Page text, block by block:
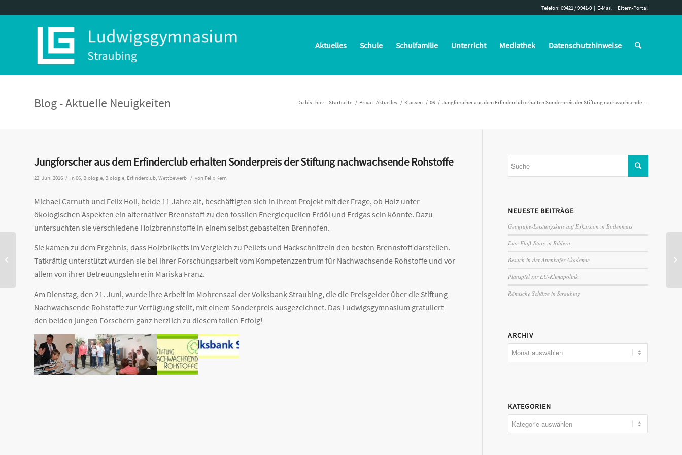
Telefon: 09421 / 9941-0 | E-Mail | Eltern-Portal
Aktuelles Schule Schulfamilie Unterricht Mediathek Datenschutzhinweise
Blog - Aktuelle Neuigkeiten Du bist hier: Startseite / Privat: Aktuelles / Klassen / 06 / Jungforscher aus dem Erfinderclub erhalten Sonderpreis der Stiftung nachwachsende...
Jungforscher aus dem Erfinderclub erhalten Sonderpreis der Stiftung nachwachsende Rohstoffe
22. Juni 2016 / in 06, Biologie, Biologie, Erfinderclub, Wettbewerb / von Felix Kern
Michael Carnuth und Felix Holl, beide 11 Jahre alt, beschäftigten sich in ihrem Projekt mit der Frage, ob Holz unter
ökologischen Aspekten ein alternativer Brennstoff zu den fossilen Energiequellen Erdöl und Erdgas sein könnte. Dazu
untersuchten sie verschiedene Holzbrennstoffe in einem selbst gebastelten Brennofen.
Sie kamen zu dem Ergebnis, dass Holzbriketts im Vergleich zu Pellets und Hackschnitzeln den besten Brennstoff darstellen.
Tatkräftig unterstützt wurden sie bei ihrer Forschungsarbeit vom Kompetenzzentrum für Nachwachsende Rohstoffe und vor
allem von ihrer Betreuungslehrerin Mariska Franz.
Am Dienstag, den 21. Juni, wurde ihre Arbeit im Mohrensaal der Volksbank Straubing, die die Preisgelder über die Stiftung
Nachwachsende Rohstoffe zur Verfügung stellt, mit einem Sonderpreis ausgezeichnet. Das Ludwigsgymnasium gratuliert
den beiden jungen Forschern ganz herzlich zu diesem tollen Erfolg!
NEUESTE BEITRÄGE
Geografie-Leistungskurs auf Exkursion in Bodenmais
Eine Floß-Story in Bildern
Besuch in der Attenkofer Akademie
Planspiel zur EU-Klimapolitik
Römische Schätze in Straubing
ARCHIV
KATEGORIEN
Römer